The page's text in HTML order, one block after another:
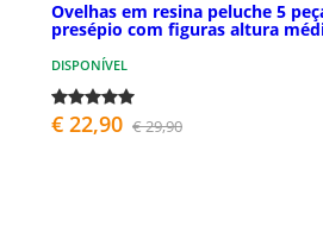
Ovelhas em resina peluche 5
presépio com figuras altura
DISPONÍVEL
€ 22,90 € 29,90